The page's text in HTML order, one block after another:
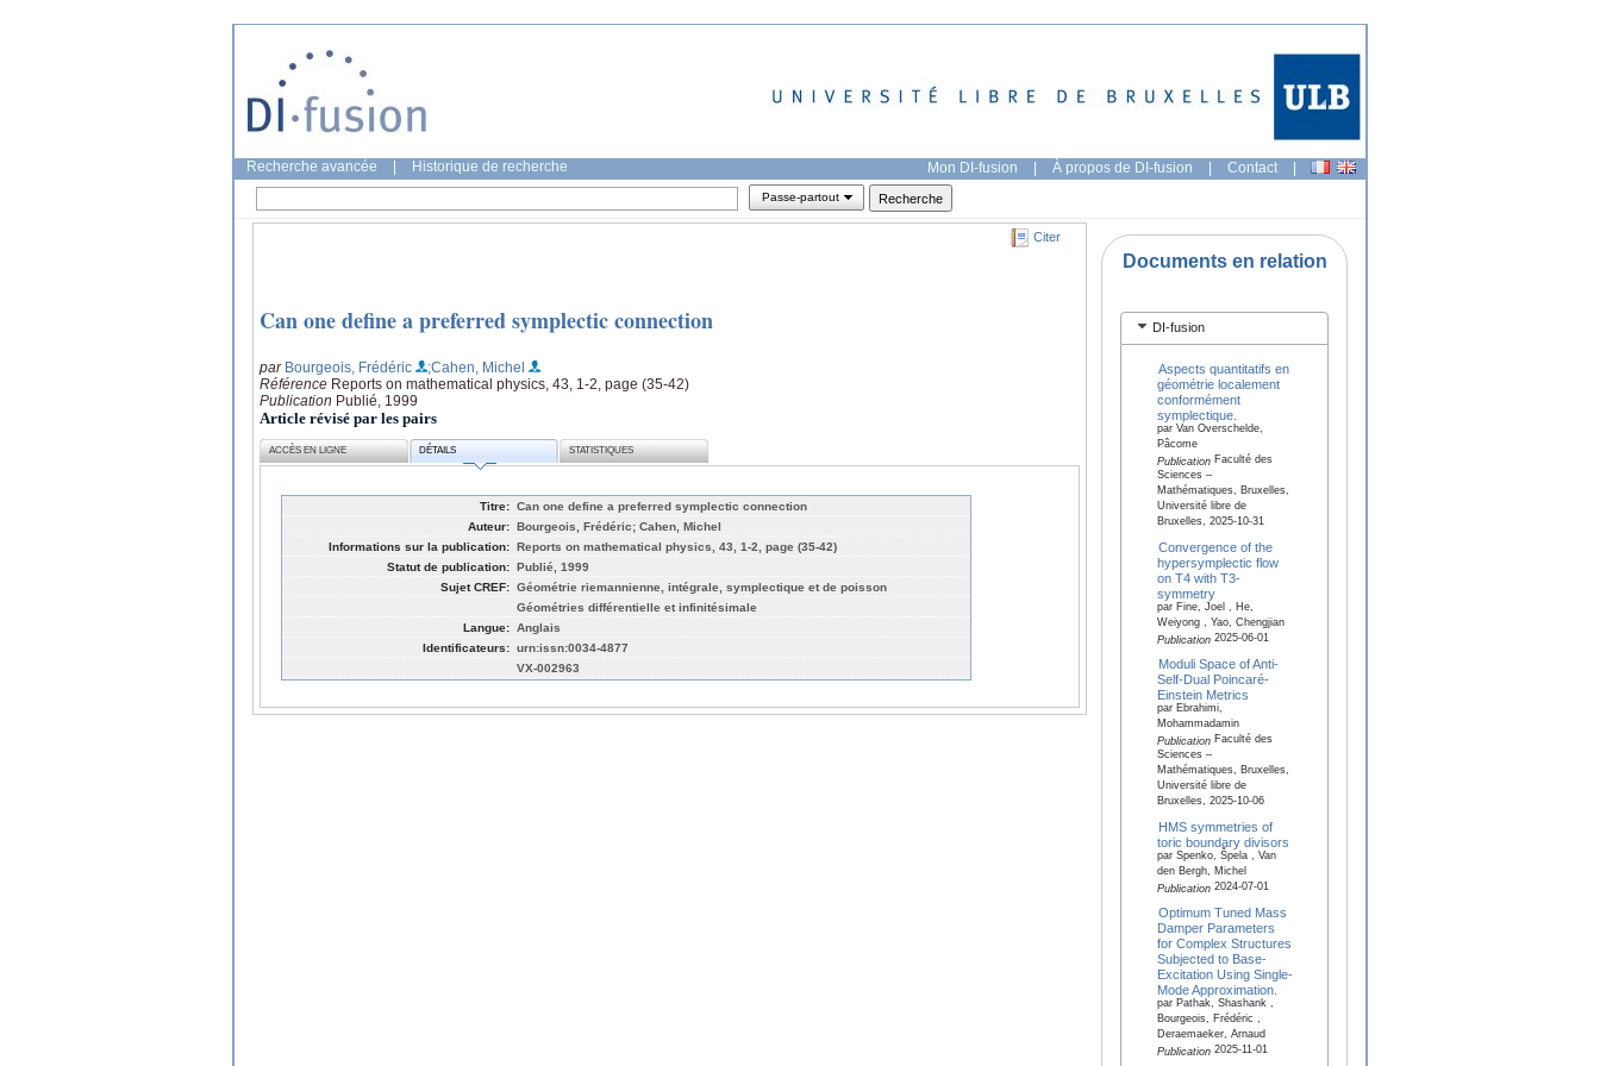
Recherche avancée Historique de recherche Mon DI-fusion | À propos de DI-fusion | Contact |
Passe-partout
Citer
Can one define a preferred symplectic connection
par Bourgeois, Frédéric
;Cahen, Michel
Référence Reports on mathematical physics, 43, 1-2, page (35-42)
Publication Publié, 1999
Article révisé par les pairs
ACCÈS EN LIGNE DÉTAILS STATISTIQUES
Titre: Can one define a preferred symplectic connection
Auteur: Bourgeois, Frédéric; Cahen, Michel
Informations sur la publication: Reports on mathematical physics, 43, 1-2, page (35-42)
Statut de publication: Publié, 1999
Sujet CREF: Géométrie riemannienne, intégrale, symplectique et de poisson
Géométries différentielle et infinitésimale
Langue: Anglais
Identificateurs: urn:issn:0034-4877
VX-002963
Documents en relation
DI-fusion
Aspects quantitatifs en
géométrie localement
conformément
symplectique.
par Van Overschelde,
Pâcome
PublicationFaculté des
Sciences –
Mathématiques, Bruxelles,
Université libre de
Bruxelles, 2025-10-31
Convergence of the
hypersymplectic flow
on T4 with T3‐
symmetry
par Fine, Joel , He,
Weiyong , Yao, Chengjian
Publication2025-06-01
Moduli Space of Anti-
Self-Dual Poincaré-
Einstein Metrics
par Ebrahimi,
Mohammadamin
PublicationFaculté des
Sciences –
Mathématiques, Bruxelles,
Université libre de
Bruxelles, 2025-10-06
HMS symmetries of
toric boundary divisors
par Spenko, Špela , Van
den Bergh, Michel
Publication2024-07-01
Optimum Tuned Mass
Damper Parameters
for Complex Structures
Subjected to Base-
Excitation Using Single-
Mode Approximation.
par Pathak, Shashank ,
Bourgeois, Frédéric ,
Deraemaeker, Arnaud
Publication2025-11-01